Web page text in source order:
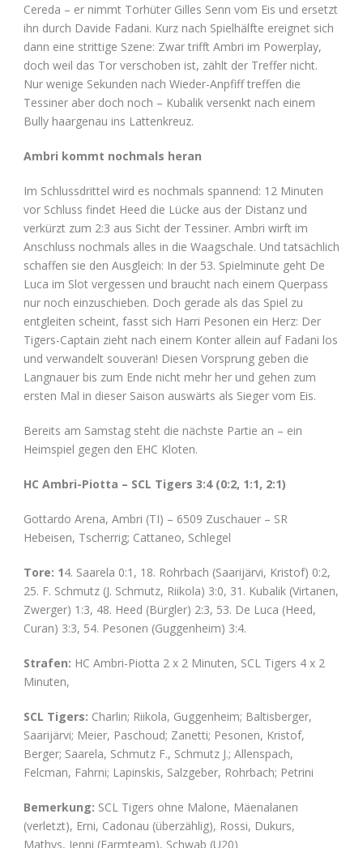
Cereda – er nimmt Torhüter Gilles Senn vom Eis und ersetzt
ihn durch Davide Fadani. Kurz nach Spielhälfte ereignet sich
dann eine strittige Szene: Zwar trifft Ambri im Powerplay,
doch weil das Tor verschoben ist, zählt der Treffer nicht.
Nur wenige Sekunden nach Wieder-Anpfiff treffen die
Tessiner aber doch noch – Kubalik versenkt nach einem
Bully haargenau ins Lattenkreuz.
Ambri kommt nochmals heran
Im Schlussdrittel wird es nochmals spannend: 12 Minuten
vor Schluss findet Heed die Lücke aus der Distanz und
verkürzt zum 2:3 aus Sicht der Tessiner. Ambri wirft im
Anschluss nochmals alles in die Waagschale. Und tatsächlich
schaffen sie den Ausgleich: In der 53. Spielminute geht De
Luca im Slot vergessen und braucht nach einem Querpass
nur noch einzuschieben. Doch gerade als das Spiel zu
entgleiten scheint, fasst sich Harri Pesonen ein Herz: Der
Tigers-Captain zieht nach einem Konter allein auf Fadani los
und verwandelt souverän! Diesen Vorsprung geben die
Langnauer bis zum Ende nicht mehr her und gehen zum
ersten Mal in dieser Saison auswärts als Sieger vom Eis.
Bereits am Samstag steht die nächste Partie an – ein
Heimspiel gegen den EHC Kloten.
HC Ambri-Piotta – SCL Tigers 3:4 (0:2, 1:1, 2:1)
Gottardo Arena, Ambri (TI) – 6509 Zuschauer – SR
Hebeisen, Tscherrig; Cattaneo, Schlegel
Tore: 14. Saarela 0:1, 18. Rohrbach (Saarijärvi, Kristof) 0:2,
25. F. Schmutz (J. Schmutz, Riikola) 3:0, 31. Kubalik (Virtanen,
Zwerger) 1:3, 48. Heed (Bürgler) 2:3, 53. De Luca (Heed,
Curan) 3:3, 54. Pesonen (Guggenheim) 3:4.
Strafen: HC Ambri-Piotta 2 x 2 Minuten, SCL Tigers 4 x 2
Minuten,
SCL Tigers: Charlin; Riikola, Guggenheim; Baltisberger,
Saarijärvi; Meier, Paschoud; Zanetti; Pesonen, Kristof,
Berger; Saarela, Schmutz F., Schmutz J.; Allenspach,
Felcman, Fahrni; Lapinskis, Salzgeber, Rohrbach; Petrini
Bemerkung: SCL Tigers ohne Malone, Mäenalanen
(verletzt), Erni, Cadonau (überzählig), Rossi, Dukurs,
Mathys, Jenni (Farmteam), Schwab (U20)